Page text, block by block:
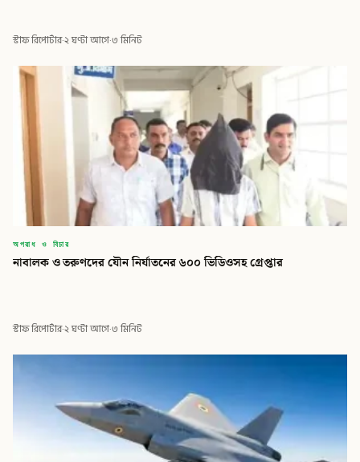
স্টাফ রিপোর্টার·২ ঘণ্টা আগে·৩ মিনিট
অপরাধ ও বিচার
নাবালক ও তরুণদের যৌন নির্যাতনের ৬০০ ভিডিওসহ গ্রেপ্তার
স্টাফ রিপোর্টার·২ ঘণ্টা আগে·৩ মিনিট